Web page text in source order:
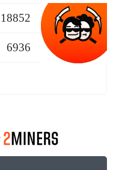
18852
6936